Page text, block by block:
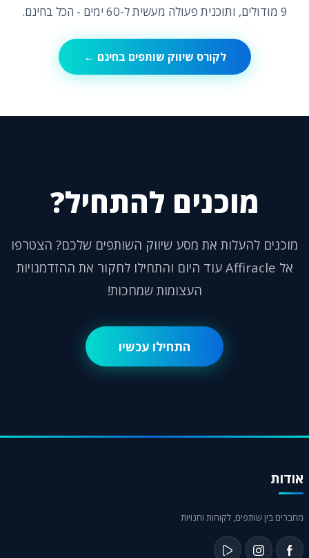
9 מודולים, ותוכנית פעולה מעשית ל-60 ימים - הכל בחינם.
לקורס שיווק שותפים בחינם ←
מוכנים להתחיל?
מוכנים להעלות את מסע שיווק השותפים שלכם? הצטרפו
אל Affiracle עוד היום והתחילו לחקור את ההזדמנויות
העצומות שמחכות!
התחילו עכשיו
אודות
מחברים בין שותפים, לקוחות וחנויות